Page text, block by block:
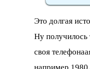
Это долгая
Ну получилось
своя